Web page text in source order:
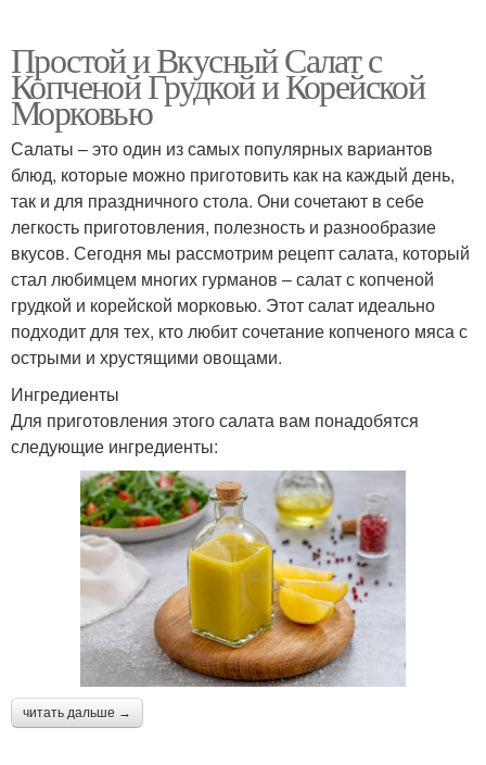
Простой и Вкусный Салат с
Копченой Грудкой и Корейской
Морковью
Салаты – это один из самых популярных вариантов
блюд, которые можно приготовить как на каждый день,
так и для праздничного стола. Они сочетают в себе
легкость приготовления, полезность и разнообразие
вкусов. Сегодня мы рассмотрим рецепт салата, который
стал любимцем многих гурманов – салат с копченой
грудкой и корейской морковью. Этот салат идеально
подходит для тех, кто любит сочетание копченого мяса с
острыми и хрустящими овощами.
Ингредиенты
Для приготовления этого салата вам понадобятся
следующие ингредиенты:
читать дальше →